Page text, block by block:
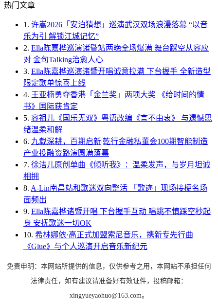
热门文章
1. 许嵩2026「安泊猜想」巡演武汉双场浪漫落幕 “以音
乐为引 解锁江城记忆”
2. Ella陈嘉桦巡演诸暨站两晚全场爆满 舞台踩空从容应
对 金句Talking治愈人心
3. Ella陈嘉桦巡演诸暨开唱诚意拉满 下台握手 全新造型
限定歌单惊喜上线
4. 王亚楠勇夺香港「金兰奖」两项大奖 《给时间的情
书》国际获肯定
5. 容祖儿《国乐无双》粤语改编《言不由衷》 与遗憾思
绪温柔和解
6. 九载深耕，百期启新|乾行金融私董会100期智能制造
产业投融资路演圆满落幕
7. 徐洁儿原创单曲《倾听我》：温柔发声，与岁月坦诚
相拥
8. A-Lin南昌站和歌迷双向整活 「歌迹」现场接梗名场
面频出
9. Ella陈嘉桦诸暨开唱 下台握手互动 唱跳不慎踩空秒起
身 安抚歌迷一切OK
10. 希林娜依·高正式加盟索尼音乐，携新专先行曲
《Glue》与个人巡演开启音乐新纪元
免责申明：本网站所提供的信息，仅供参考之用，本网站不承担任何
法律责任，如有建议请准备好有效证件，投稿邮箱：
xingyueyaohuo@163.com。